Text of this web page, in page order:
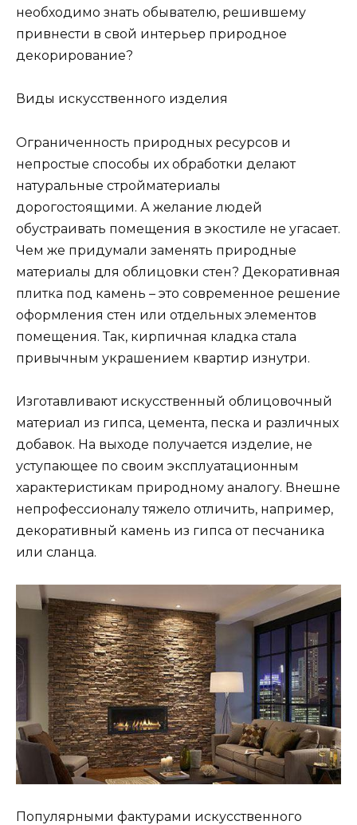
необходимо знать обывателю, решившему
привнести в свой интерьер природное
декорирование?
Виды искусственного изделия
Ограниченность природных ресурсов и
непростые способы их обработки делают
натуральные стройматериалы
дорогостоящими. А желание людей
обустраивать помещения в экостиле не угасает.
Чем же придумали заменять природные
материалы для облицовки стен? Декоративная
плитка под камень – это современное решение
оформления стен или отдельных элементов
помещения. Так, кирпичная кладка стала
привычным украшением квартир изнутри.
Изготавливают искусственный облицовочный
материал из гипса, цемента, песка и различных
добавок. На выходе получается изделие, не
уступающее по своим эксплуатационным
характеристикам природному аналогу. Внешне
непрофессионалу тяжело отличить, например,
декоративный камень из гипса от песчаника
или сланца.
Популярными фактурами искусственного